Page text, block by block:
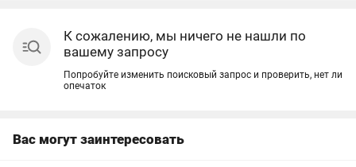
К сожалению, мы ничего не нашли по
вашему запросу
Попробуйте изменить поисковый запрос и проверить, нет ли
опечаток
Вас могут заинтересовать